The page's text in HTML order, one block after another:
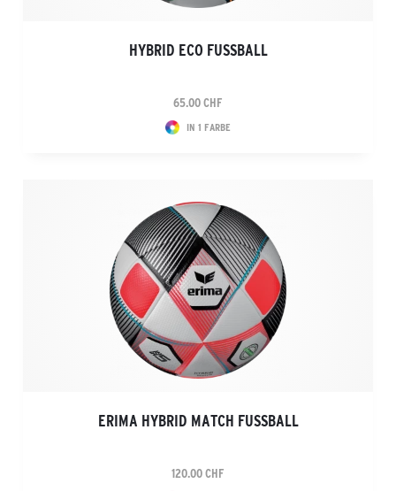
HYBRID ECO FUSSBALL
65.00 CHF
IN 1 FARBE
ERIMA HYBRID MATCH FUSSBALL
120.00 CHF